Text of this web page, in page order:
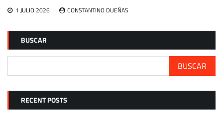
1 JULIO 2026 CONSTANTINO DUEÑAS
BUSCAR
BUSCAR
RECENT POSTS